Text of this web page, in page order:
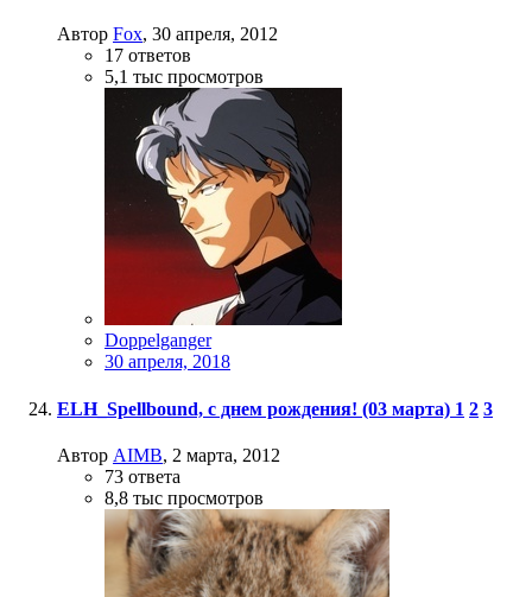
Автор Fox, 30 апреля, 2012
17 ответов
5,1 тыс просмотров
Doppelganger
30 апреля, 2018
ELH_Spellbound, с днем рождения! (03 марта) 1 2 3
Автор AIMB, 2 марта, 2012
73 ответа
8,8 тыс просмотров